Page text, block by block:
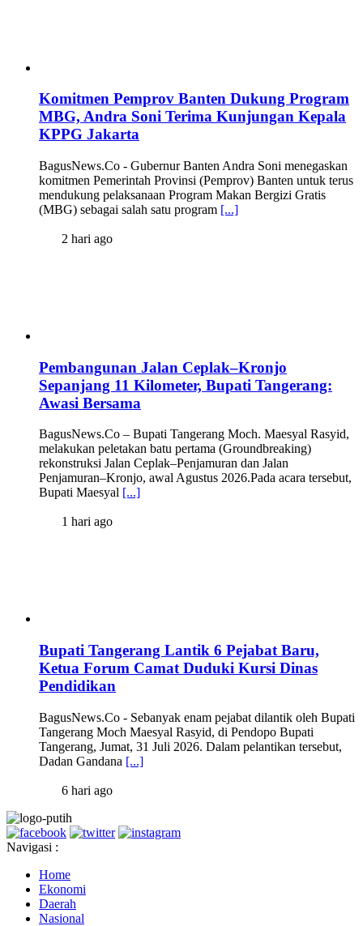
Komitmen Pemprov Banten Dukung Program
MBG, Andra Soni Terima Kunjungan Kepala
KPPG Jakarta
BagusNews.Co - Gubernur Banten Andra Soni menegaskan
komitmen Pemerintah Provinsi (Pemprov) Banten untuk terus
mendukung pelaksanaan Program Makan Bergizi Gratis
(MBG) sebagai salah satu program [...]
2 hari ago
Pembangunan Jalan Ceplak–Kronjo
Sepanjang 11 Kilometer, Bupati Tangerang:
Awasi Bersama
BagusNews.Co – Bupati Tangerang Moch. Maesyal Rasyid,
melakukan peletakan batu pertama (Groundbreaking)
rekonstruksi Jalan Ceplak–Penjamuran dan Jalan
Penjamuran–Kronjo, awal Agustus 2026.Pada acara tersebut,
Bupati Maesyal [...]
1 hari ago
Bupati Tangerang Lantik 6 Pejabat Baru,
Ketua Forum Camat Duduki Kursi Dinas
Pendidikan
BagusNews.Co - Sebanyak enam pejabat dilantik oleh Bupati
Tangerang Moch Maesyal Rasyid, di Pendopo Bupati
Tangerang, Jumat, 31 Juli 2026. Dalam pelantikan tersebut,
Dadan Gandana [...]
6 hari ago
Navigasi :
Home
Ekonomi
Daerah
Nasional